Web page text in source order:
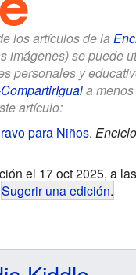
los artículos de la
imágenes) se puede
personales y
a
artículo:
para Niños.
el 17 oct 2025, a
Sugerir una edición.